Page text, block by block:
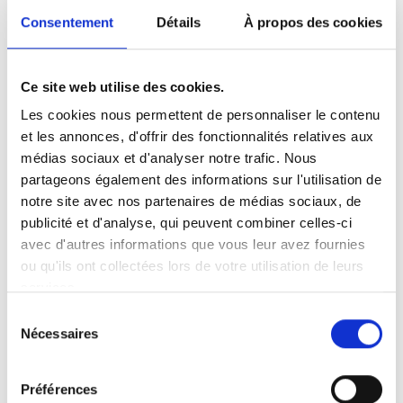
Consentement Détails À propos des cookies
Ce site web utilise des cookies.
Les cookies nous permettent de personnaliser le contenu
et les annonces, d'offrir des fonctionnalités relatives aux
médias sociaux et d'analyser notre trafic. Nous
partageons également des informations sur l'utilisation de
notre site avec nos partenaires de médias sociaux, de
publicité et d'analyse, qui peuvent combiner celles-ci
avec d'autres informations que vous leur avez fournies
ou qu'ils ont collectées lors de votre utilisation de leurs
Nécessaires
Préférences
collez-le dans le html de votre propre site pour
Langue de la vidéo: English
Product video, Training video, Twinlock
Autoriseztous les cookies à regarder cette
vidéo.